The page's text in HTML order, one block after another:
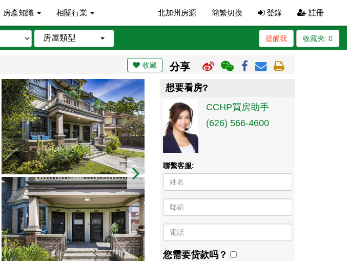
房產知識 相關行業 北加州房源 簡繁切換 登錄 註冊
房屋類型 收藏夾: 0
提醒我
收藏 分享
想要看房?
CCHP買房助手
(626) 566-4600
聯繫客服:
您需要贷款吗？